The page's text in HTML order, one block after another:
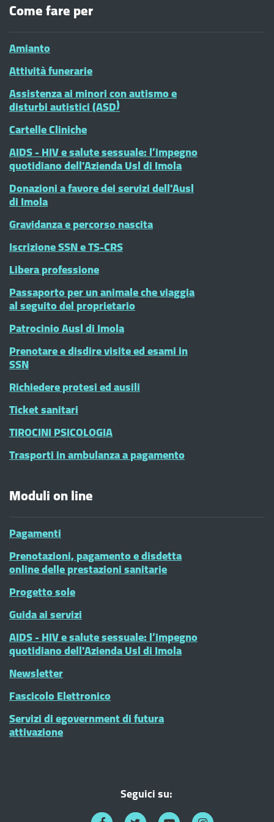
Come fare per
Amianto
Attività funerarie
Assistenza ai minori con autismo e
disturbi autistici (ASD)
Cartelle Cliniche
AIDS - HIV e salute sessuale: l’impegno
quotidiano dell'Azienda Usl di Imola
Donazioni a favore dei servizi dell'Ausl
di Imola
Gravidanza e percorso nascita
Iscrizione SSN e TS-CRS
Libera professione
Passaporto per un animale che viaggia
al seguito del proprietario
Patrocinio Ausl di Imola
Prenotare e disdire visite ed esami in
SSN
Richiedere protesi ed ausili
Ticket sanitari
TIROCINI PSICOLOGIA
Trasporti in ambulanza a pagamento
Moduli on line
Pagamenti
Prenotazioni, pagamento e disdetta
online delle prestazioni sanitarie
Progetto sole
Guida ai servizi
AIDS - HIV e salute sessuale: l’impegno
quotidiano dell'Azienda Usl di Imola
Newsletter
Fascicolo Elettronico
Servizi di egovernment di futura
attivazione
Seguici su: